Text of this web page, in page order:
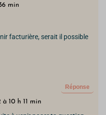
min
facturière, serait il possible
Réponse
10 h 11 min